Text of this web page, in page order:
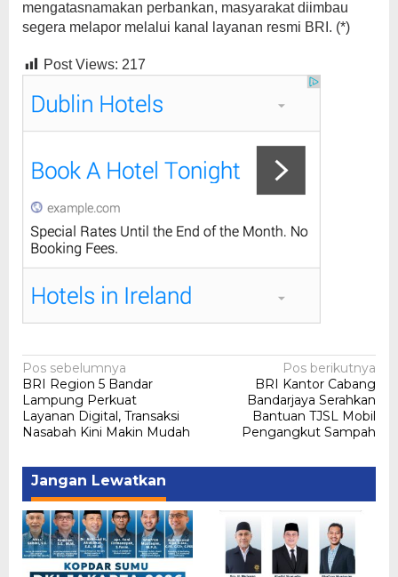
mengatasnamakan perbankan, masyarakat diimbau
segera melapor melalui kanal layanan resmi BRI. (*)
Post Views: 217
Navigasi
pos
Pos sebelumnya
BRI Region 5 Bandar
Lampung Perkuat
Layanan Digital, Transaksi
Nasabah Kini Makin Mudah
Pos berikutnya
BRI Kantor Cabang
Bandarjaya Serahkan
Bantuan TJSL Mobil
Pengangkut Sampah
Jangan Lewatkan